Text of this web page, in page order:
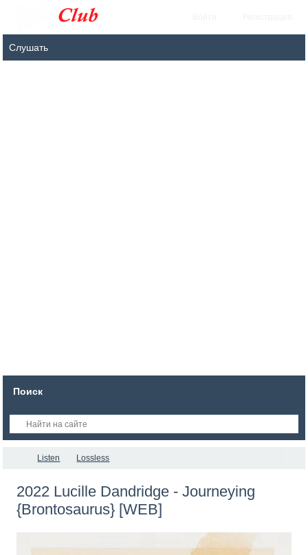
Поиск
Listen Lossless
2022 Lucille Dandridge - Journeying
{Brontosaurus} [WEB]